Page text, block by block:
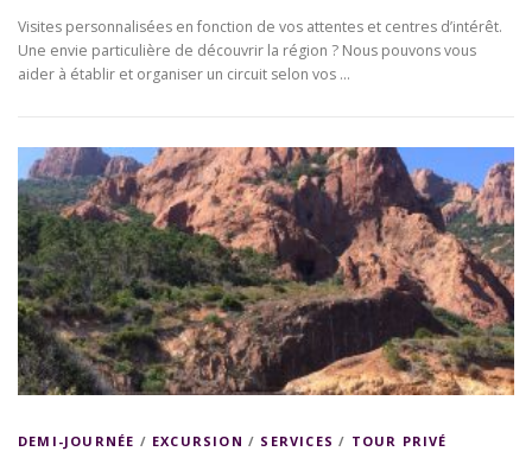
Visites personnalisées en fonction de vos attentes et centres d’intérêt.
Une envie particulière de découvrir la région ? Nous pouvons vous
aider à établir et organiser un circuit selon vos …
DEMI-JOURNÉE / EXCURSION / SERVICES / TOUR PRIVÉ